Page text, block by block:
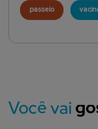
passeio
Você vai